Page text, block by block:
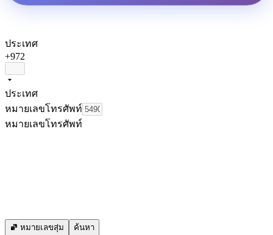
ประเทศ
+972
ประเทศ
หมายเลขโทรศัพท์
หมายเลขโทรศัพท์
หมายเลขสุ่ม ค้นหา